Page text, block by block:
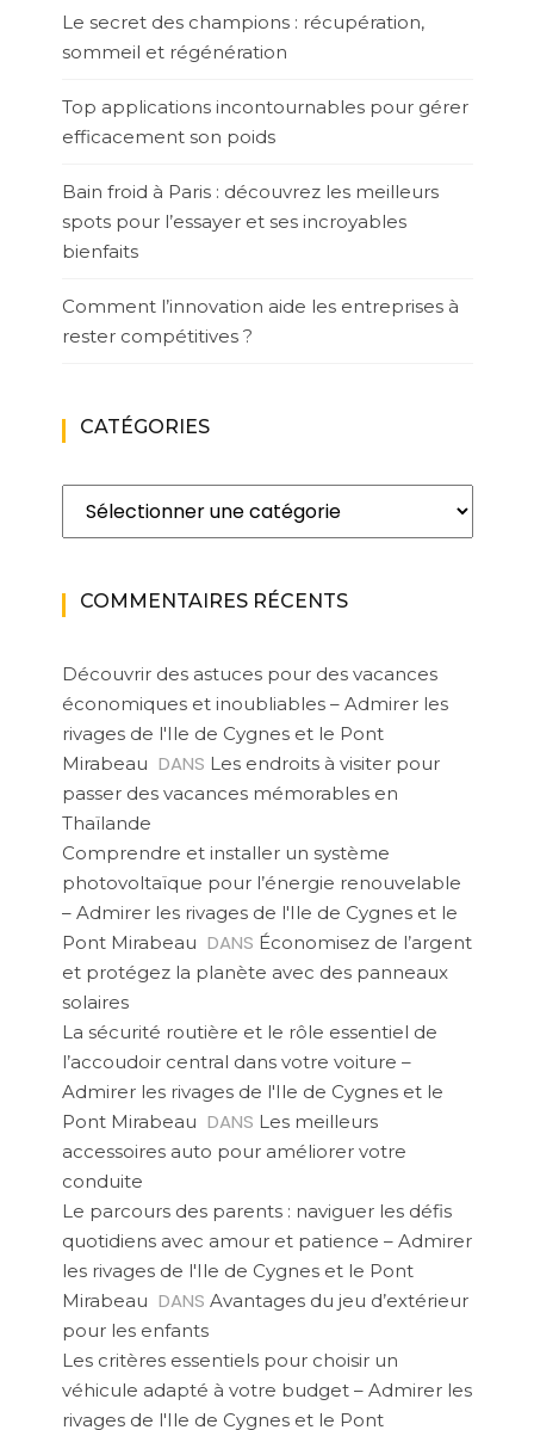
Le secret des champions : récupération,
sommeil et régénération
Top applications incontournables pour gérer
efficacement son poids
Bain froid à Paris : découvrez les meilleurs
spots pour l’essayer et ses incroyables
bienfaits
Comment l’innovation aide les entreprises à
rester compétitives ?
CATÉGORIES
Catégories
COMMENTAIRES RÉCENTS
Découvrir des astuces pour des vacances
économiques et inoubliables – Admirer les
rivages de l'Ile de Cygnes et le Pont
Mirabeau DANS Les endroits à visiter pour
passer des vacances mémorables en
Thaïlande
Comprendre et installer un système
photovoltaïque pour l’énergie renouvelable
– Admirer les rivages de l'Ile de Cygnes et le
Pont Mirabeau DANS Économisez de l’argent
et protégez la planète avec des panneaux
solaires
La sécurité routière et le rôle essentiel de
l’accoudoir central dans votre voiture –
Admirer les rivages de l'Ile de Cygnes et le
Pont Mirabeau DANS Les meilleurs
accessoires auto pour améliorer votre
conduite
Le parcours des parents : naviguer les défis
quotidiens avec amour et patience – Admirer
les rivages de l'Ile de Cygnes et le Pont
Mirabeau DANS Avantages du jeu d’extérieur
pour les enfants
Les critères essentiels pour choisir un
véhicule adapté à votre budget – Admirer les
rivages de l'Ile de Cygnes et le Pont